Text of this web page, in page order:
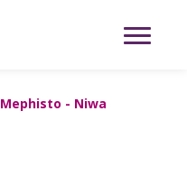
Mephisto - Niwa